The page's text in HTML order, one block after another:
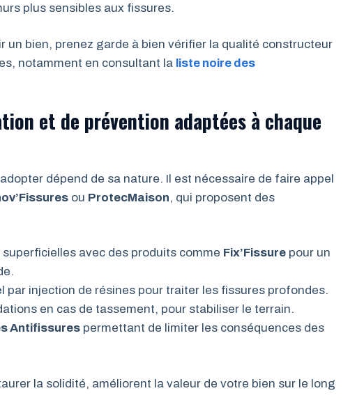
plus sensibles aux fissures.
un bien, prenez garde à bien vérifier la qualité constructeur
notamment en consultant la liste noire des
et de prévention adaptées à chaque
dépend de sa nature. Il est nécessaire de faire appel
ou ProtecMaison, qui proposent des
avec des produits comme Fix’Fissure pour un
par injection de résines pour traiter les fissures profondes.
en cas de tassement, pour stabiliser le terrain.
Antifissures permettant de limiter les conséquences des
la solidité, améliorent la valeur de votre bien sur le long